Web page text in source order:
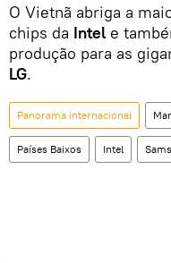
O Vietnã abriga a
chips da Intel e
produção para as
LG.
Panorama internacional
Países Baixos Intel